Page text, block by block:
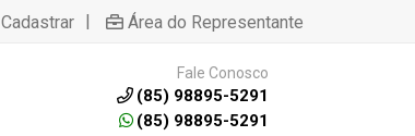
| Área do Representante
Fale Conosco
(85) 98895-5291
(85) 98895-5291